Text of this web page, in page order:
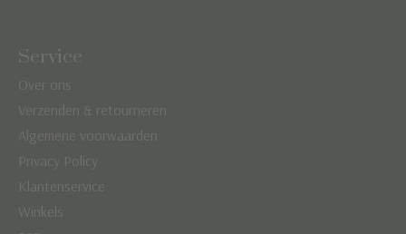
Service
Over ons
Verzenden & retourneren
Algemene voorwaarden
Privacy Policy
Klantenservice
Winkels